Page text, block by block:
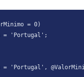
= 0)
= 'Portugal';
= 'Portugal',